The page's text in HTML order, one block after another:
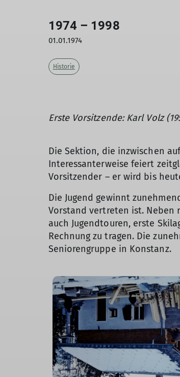
1974 – 1998
01.01.1974
Historie
Erste Vorsitzende: Karl Volz
Die Sektion, die inzwischen
Interessanterweise feiert
Vorsitzender – er wird bis
Die Jugend gewinnt
Vorstand vertreten ist. Neben
auch Jugendtouren, erste
Rechnung zu tragen. Die
Seniorengruppe in Konstanz.